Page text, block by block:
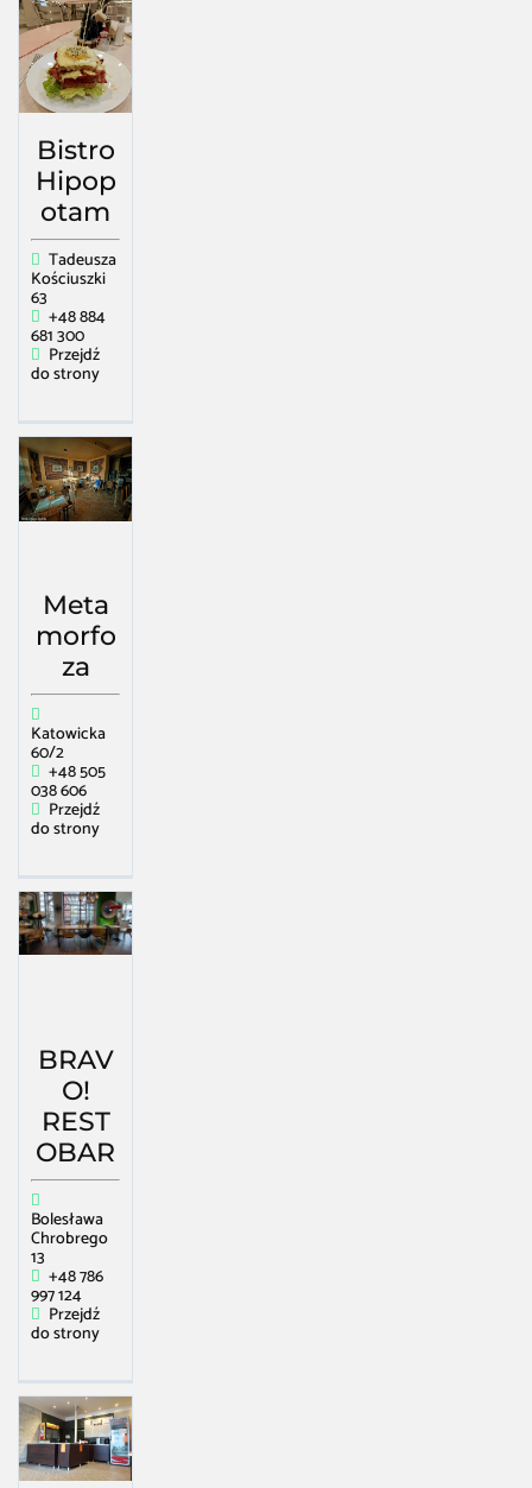
Bistro
Hipop
otam
Tadeusza
Kościuszki
63
+48 884
681 300
Przejdź
do strony
Meta
morfo
za
Katowicka
60/2
+48 505
038 606
Przejdź
do strony
BRAV
O!
REST
OBAR
Bolesława
Chrobrego
13
+48 786
997 124
Przejdź
do strony